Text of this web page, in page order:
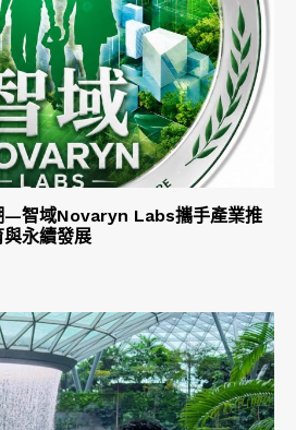
—智域Novaryn Labs攜手產業推
永續發展